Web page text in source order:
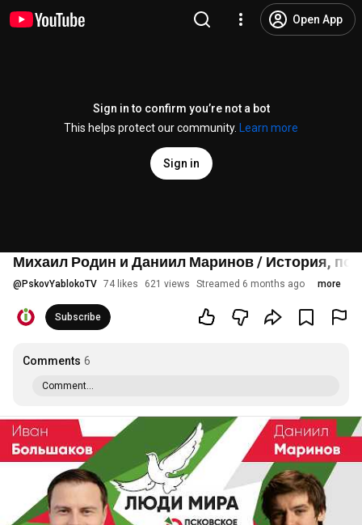
Open App
Sign in to confirm you’re not a bot
This helps protect our community.
Learn more
Sign in
Михаил Родин и Даниил Маринов / История,
@ PskovYablokoTV 74 likes 621 views Streamed 6 months ago more
Subscribe
Comments 6
Comment...